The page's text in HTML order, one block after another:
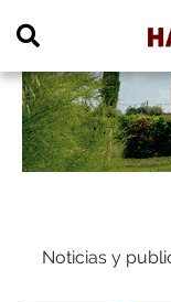
Noticias y